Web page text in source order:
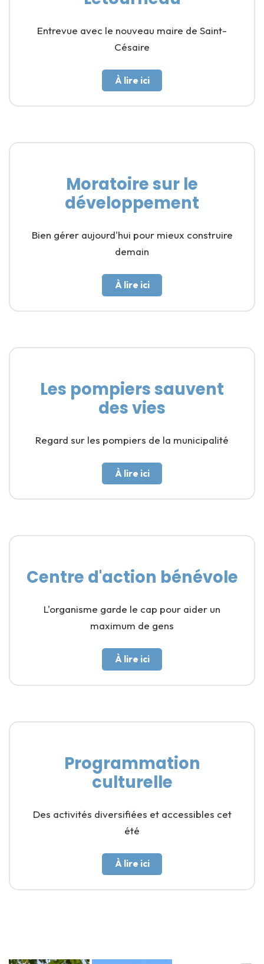
Entrevue avec le nouveau maire de Saint-
Césaire
À lire ici
Moratoire sur le
développement
Bien gérer aujourd'hui pour mieux construire
demain
À lire ici
Les pompiers sauvent
des vies
Regard sur les pompiers de la municipalité
À lire ici
Centre d'action bénévole
L'organisme garde le cap pour aider un
maximum de gens
À lire ici
Programmation
culturelle
Des activités diversifiées et accessibles cet
été
À lire ici